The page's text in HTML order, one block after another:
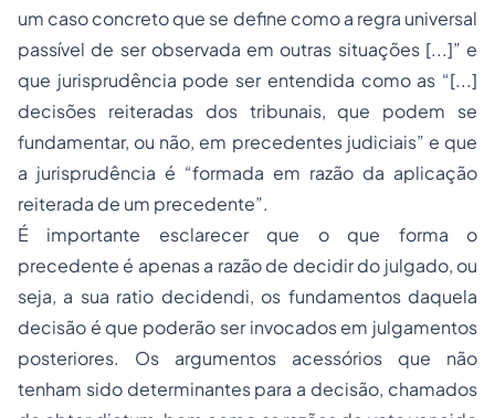
um caso concreto que se define como a regra universal
passível de ser observada em outras situações [...]” e
que jurisprudência pode ser entendida como as “[...]
decisões reiteradas dos tribunais, que podem se
fundamentar, ou não, em precedentes judiciais” e que
a jurisprudência é “formada em razão da aplicação
reiterada de um precedente”.
É importante esclarecer que o que forma o
precedente é apenas a razão de decidir do julgado, ou
seja, a sua ratio decidendi, os fundamentos daquela
decisão é que poderão ser invocados em julgamentos
posteriores. Os argumentos acessórios que não
tenham sido determinantes para a decisão, chamados